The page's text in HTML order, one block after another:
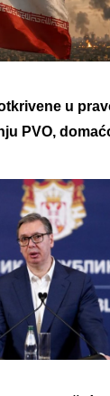
u
PVO,